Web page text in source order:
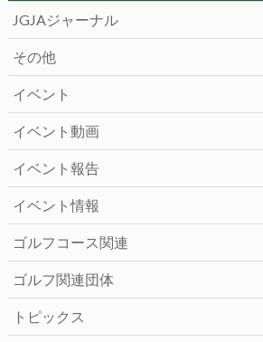
JGJAジャーナル
その他
イベント
イベント動画
イベント報告
イベント情報
ゴルフコース関連
ゴルフ関連団体
トピックス